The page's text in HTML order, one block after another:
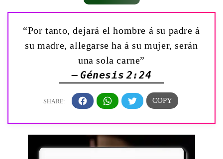
“Por tanto, dejará el hombre á su padre á
su madre, allegarse ha á su mujer, serán
una sola carne”
— Génesis 2:24